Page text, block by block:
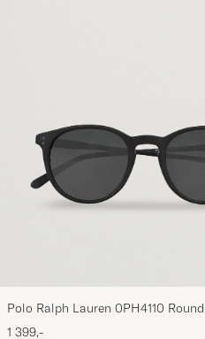
Polo Ralph Lauren 0PH4110
Matte Black
1 399,-